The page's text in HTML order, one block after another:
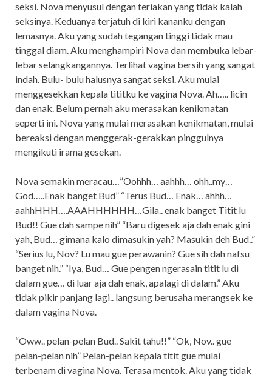
seksi. Nova menyusul dengan teriakan yang tidak kalah
seksinya. Keduanya terjatuh di kiri kananku dengan
lemasnya. Aku yang sudah tegangan tinggi tidak mau
tinggal diam. Aku menghampiri Nova dan membuka lebar-
lebar selangkangannya. Terlihat vagina bersih yang sangat
indah. Bulu- bulu halusnya sangat seksi. Aku mulai
menggesekkan kepala tititku ke vagina Nova. Ah….. licin
dan enak. Belum pernah aku merasakan kenikmatan
seperti ini. Nova yang mulai merasakan kenikmatan, mulai
bereaksi dengan menggerak-gerakkan pinggulnya
mengikuti irama gesekan.
Nova semakin meracau…”Oohhh… aahhh… ohh..my…
God…..Enak banget Bud” “Terus Bud… Enak… ahhh…
aahhHHH….AAAHHHHHH…Gila.. enak banget Titit lu
Bud!! Gue dah sampe nih” “Baru digesek aja dah enak gini
yah, Bud… gimana kalo dimasukin yah? Masukin deh Bud..”
“Serius lu, Nov? Lu mau gue perawanin? Gue sih dah nafsu
banget nih.” “Iya, Bud… Gue pengen ngerasain titit lu di
dalam gue… di luar aja dah enak, apalagi di dalam.” Aku
tidak pikir panjang lagi.. langsung berusaha merangsek ke
dalam vagina Nova.
“Oww.. pelan-pelan Bud.. Sakit tahu!!” “Ok, Nov.. gue
pelan-pelan nih” Pelan-pelan kepala titit gue mulai
terbenam di vagina Nova. Terasa mentok. Aku yang tidak